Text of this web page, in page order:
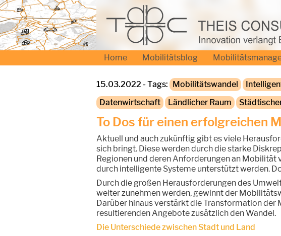
Home Mobilitätsblog
15.03.2022 - Tags: Mobilitätswandel
Datenwirtschaft
Ländlicher Raum
To Dos für einen erfolgreichen
Aktuell und auch zukünftig gibt es viele
sich bringt. Diese werden durch die starke
Regionen und deren Anforderungen an
durch intelligente Systeme unterstützt werden.
Durch die großen Herausforderungen des
weiter zunehmen werden, gewinnt der
Darüber hinaus verstärkt die Transformation
resultierenden Angebote zusätzlich den Wandel.
Die Unterschiede zwischen Stadt und Land